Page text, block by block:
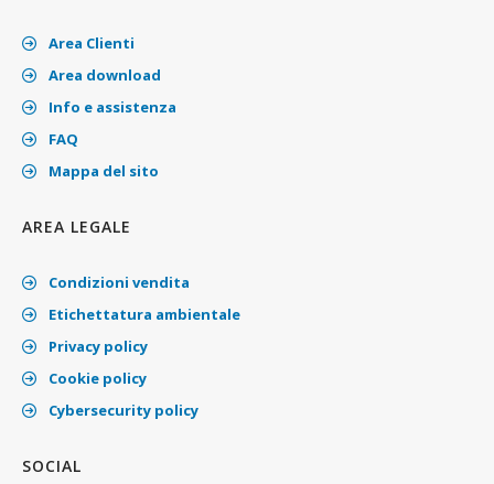
Area Clienti
Area download
Info e assistenza
FAQ
Mappa del sito
AREA LEGALE
Condizioni vendita
Etichettatura ambientale
Privacy policy
Cookie policy
Cybersecurity policy
SOCIAL